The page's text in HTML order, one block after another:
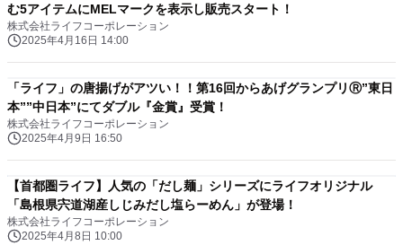
む5アイテムにMELマークを表示し販売スタート！
株式会社ライフコーポレーション
2025年4月16日 14:00
「ライフ」の唐揚げがアツい！！第16回からあげグランプリⓇ”東日
本””中日本”にてダブル『金賞』受賞！
株式会社ライフコーポレーション
2025年4月9日 16:50
【首都圏ライフ】人気の「だし麺」シリーズにライフオリジナル
「島根県宍道湖産しじみだし塩らーめん」が登場！
株式会社ライフコーポレーション
2025年4月8日 10:00